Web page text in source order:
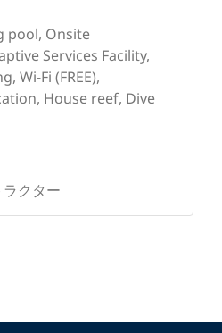
pool, Onsite
Services Facility,
Wi-Fi (FREE),
House reef, Dive
クター